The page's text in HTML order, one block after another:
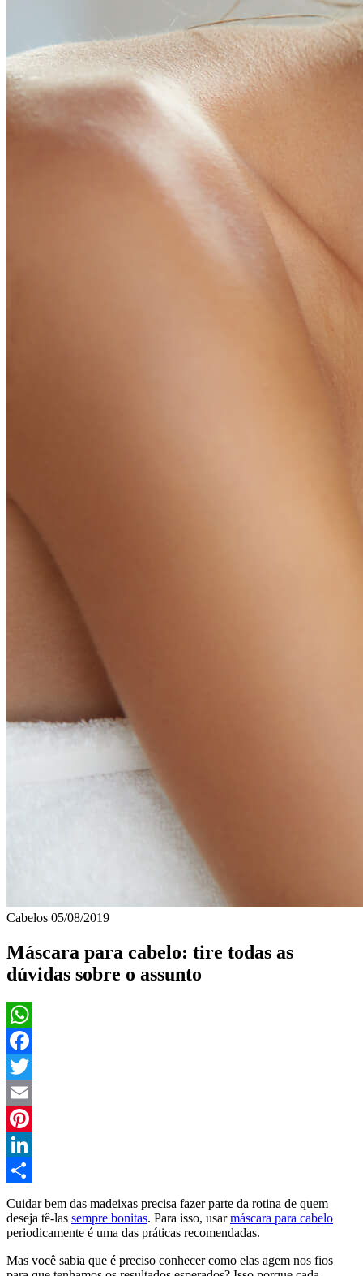
Cabelos 05/08/2019
Máscara para cabelo: tire todas as
dúvidas sobre o assunto
WhatsApp
Facebook
Twitter
Email
Pinterest
LinkedIn
Compartilhar
Cuidar bem das madeixas precisa fazer parte da rotina de quem
deseja tê-las sempre bonitas. Para isso, usarmáscara para cabelo
periodicamente é uma das práticas recomendadas.
Mas você sabia que é preciso conhecer como elas agem nos fios